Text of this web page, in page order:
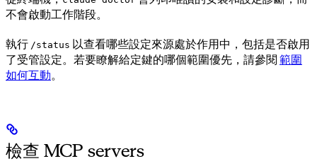
不會啟動工作階段。
執行 /status 以查看哪些設定來源處於作用中，包括是否啟用
了受管設定。若要瞭解給定鍵的哪個範圍優先，請參閱 範圍
如何互動。
檢查 MCP servers